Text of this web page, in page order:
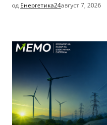
од Енергетика24август 7, 2026